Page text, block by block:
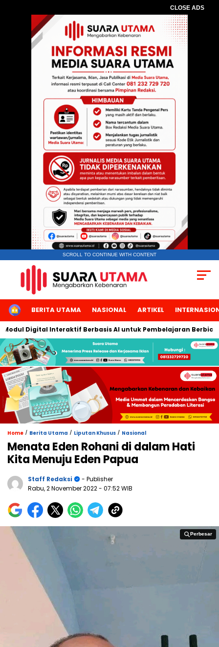
CLOSE ADS
SCROLL TO CONTINUE WITH CONTENT
HOMEBERITA UTAMA NASIONAL ARTIKEL
Interaktif Berbasis AI untuk Pembelajaran Berbicara
Home / Berita Utama / Liputan Khusus / Nasional
Menata Eden Rohani di dalam Hati
Kita Menuju Eden Papua
Staff Redaksi
- Publisher
Rabu, 2 November 2022- 07:52 WIB
Perbesar
Perbesar